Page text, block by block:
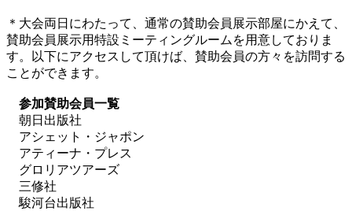
＊大会両日にわたって、通常の賛助会員展示部屋にかえて、
賛助会員展示用特設ミーティングルームを用意しておりま
す。以下にアクセスして頂けば、賛助会員の方々を訪問する
ことができます。
参加賛助会員一覧
朝日出版社
アシェット・ジャポン
アティーナ・プレス
グロリアツアーズ
三修社
駿河台出版社